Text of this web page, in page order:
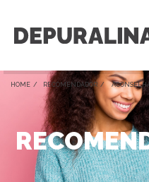
HOME / RECOMENDADOR /